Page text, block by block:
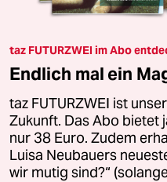
taz FUTURZWEI im Abo
Endlich mal ein
taz FUTURZWEI ist
Zukunft. Das Abo bietet
nur 38 Euro. Zudem
Luisa Neubauers
wir mutig sind?“